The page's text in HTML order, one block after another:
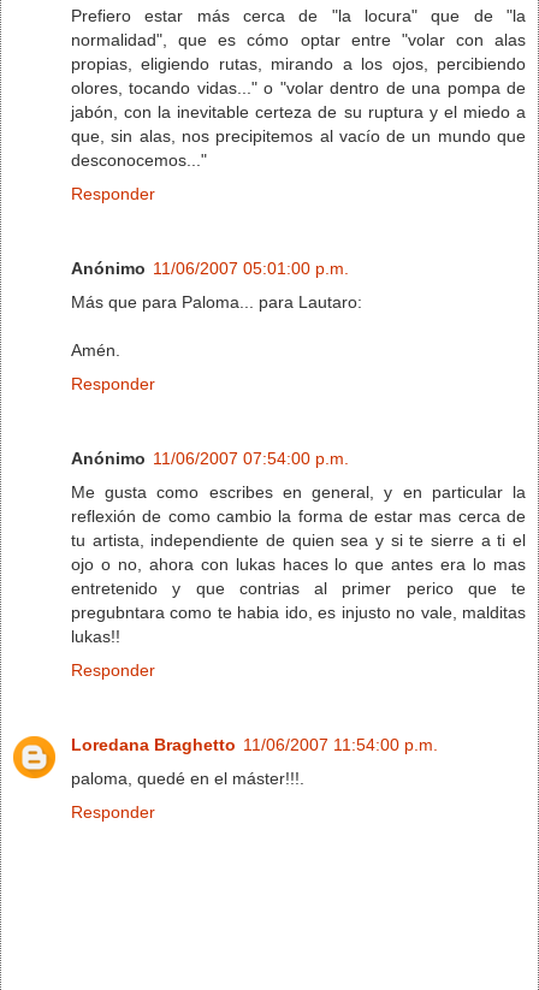
Prefiero estar más cerca de "la locura" que de "la
normalidad", que es cómo optar entre "volar con alas
propias, eligiendo rutas, mirando a los ojos, percibiendo
olores, tocando vidas..." o "volar dentro de una pompa de
jabón, con la inevitable certeza de su ruptura y el miedo a
que, sin alas, nos precipitemos al vacío de un mundo que
desconocemos..."
Responder
Anónimo 11/06/2007 05:01:00 p.m.
Más que para Paloma... para Lautaro:
Amén.
Responder
Anónimo 11/06/2007 07:54:00 p.m.
Me gusta como escribes en general, y en particular la
reflexión de como cambio la forma de estar mas cerca de
tu artista, independiente de quien sea y si te sierre a ti el
ojo o no, ahora con lukas haces lo que antes era lo mas
entretenido y que contrias al primer perico que te
pregubntara como te habia ido, es injusto no vale, malditas
lukas!!
Responder
Loredana Braghetto 11/06/2007 11:54:00 p.m.
paloma, quedé en el máster!!!.
Responder